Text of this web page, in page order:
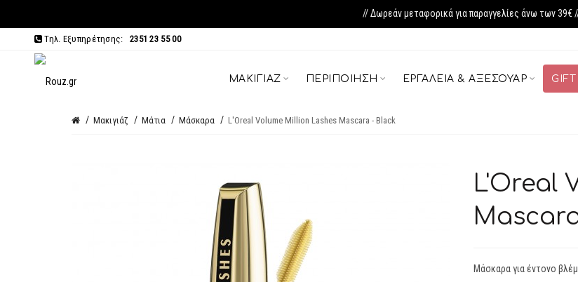
// Δωρεάν μεταφορικά για παραγγελίες άνω των 39€
Τηλ. Εξυπηρέτησης: 2351 23 55 00
ΜΑΚΙΓΙΆΖ ΠΕΡΙΠΟΊΗΣΗ ΕΡΓΑΛΕΊΑ & ΑΞΕΣΟΥΆΡ GIFT
Μακιγιάζ Μάτια Μάσκαρα L'Oreal Volume Million Lashes Mascara - Black
L'Oreal
Μάσκαρα για έντονο